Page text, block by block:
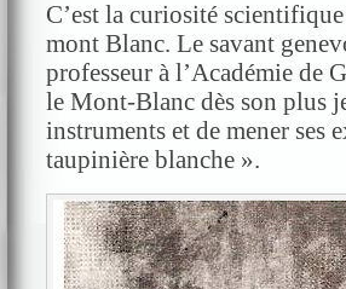
C’est la curiosité
mont Blanc. Le savant
professeur à l’Académie de
le Mont-Blanc dès son plus
instruments et de mener ses
taupinière blanche ».